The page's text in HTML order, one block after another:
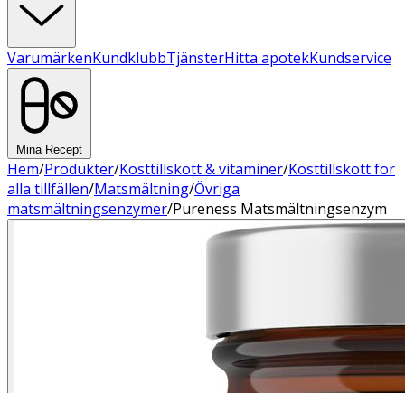
VarumärkenKundklubbTjänsterHitta apotekKundservice
Mina Recept
Hem/Produkter/Kosttillskott & vitaminer/Kosttillskott för
alla tillfällen/Matsmältning/Övriga
matsmältningsenzymer/Pureness Matsmältningsenzym